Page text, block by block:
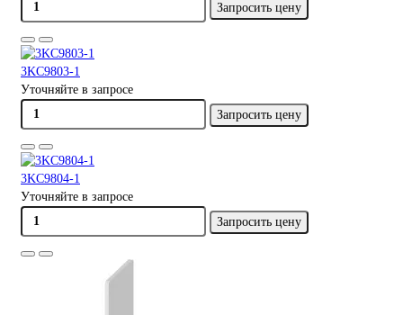
Запросить цену
3KC9803-1
Уточняйте в запросе
Запросить цену
3KC9804-1
Уточняйте в запросе
Запросить цену